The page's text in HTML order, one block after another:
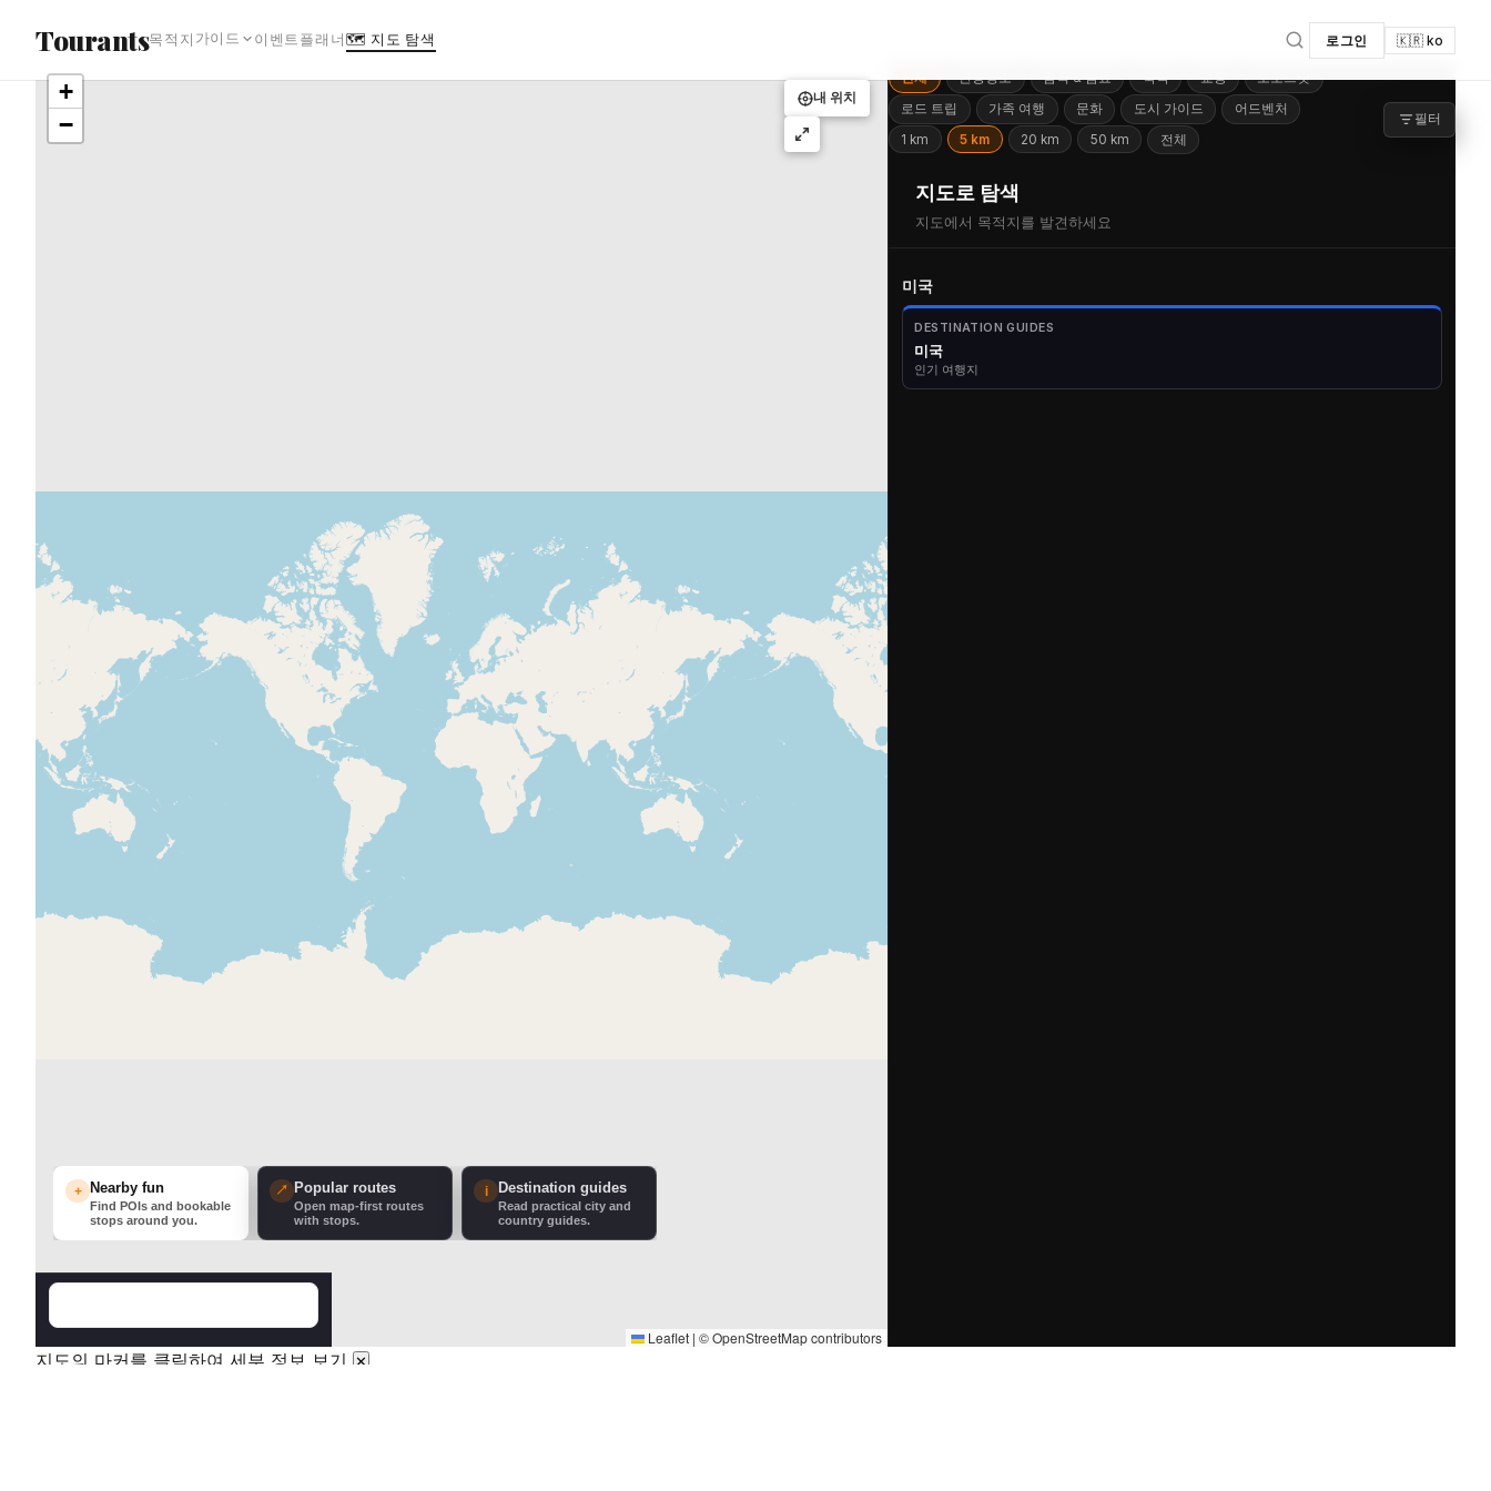
Tourants목적지 가이드 이벤트 플래너🗺 지도 탐색 로그인 🇰🇷 ko
+
−
Leaflet | ©OpenStreetMapcontributors
내 위치
+ Nearby fun
Find POIs and bookable
stops around you.
↗ Popular routes
Open map-first routes
with stops.
i Destination guides
Read practical city and
country guides.
필터
전체 관광명소 음식 & 음료 숙박 교통
포토스팟
로드 트립
가족 여행 문화 도시 가이드
어드벤처
1 km
5 km 20 km 50 km 전체
지도로 탐색
지도에서 목적지를 발견하세요
미국
DESTINATION GUIDES
미국
인기 여행지
지도의 마커를 클릭하여 세부 정보 보기 ✕
더 많은 필터▾